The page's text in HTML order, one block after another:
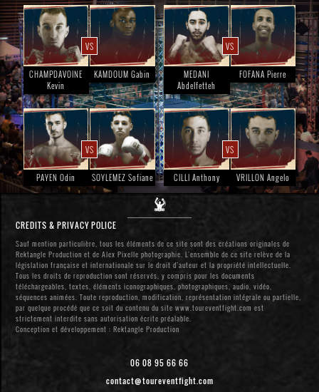
VS
CHAMPDAVOINE
Kevin
KAMDOUM Gabin
VS
MEDANI
Abdelfetteh
FOFANA Pierre
VS
PAYEN Odin SOYLEMEZ Sofiane
VS
CILLI Anthony VRILLON Angelo
CREDITS & PRIVACY POLICE
Sauf mention particulière, tous les éléments de ce site sont des créations originales de
Rektangle Production et de Alex Pixelle photographie. L’ensemble de ce site relève de la
législation française et internationale sur le droit d’auteur et la propriété intellectuelle.
Tous les droits de reproduction sont réservés, y compris pour les documents
téléchargeables, textes, éléments iconographiques, photographiques, audio, vidéo,
séquences animées. Toute reproduction, modification, représentation intégrale ou partielle,
par quelque procédé que ce soit du contenu du site www.toureventfight.com est
strictement interdite sans autorisation écrite préalable.
Conception et développement : Rektangle Production
06 08 95 66 66
contact@toureventfight.com